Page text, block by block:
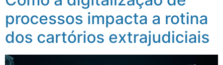
processos impacta a rotina
dos cartórios extrajudiciais